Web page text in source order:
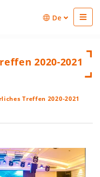
De
2020-2021
Treffen 2020-2021